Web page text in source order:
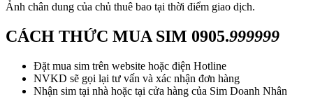
Ảnh chân dung của chủ thuê bao tại thời điểm giao dịch.
CÁCH THỨC MUA SIM 0905.999999
Đặt mua sim trên website hoặc điện Hotline
NVKD sẽ gọi lại tư vấn và xác nhận đơn hàng
Nhận sim tại nhà hoặc tại cửa hàng của Sim Doanh Nhân